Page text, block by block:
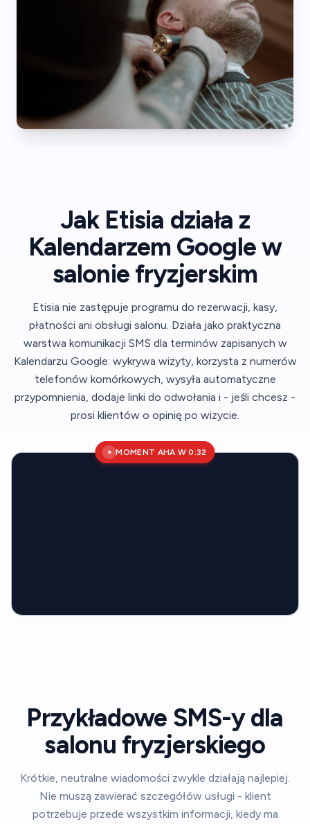
Jak Etisia działa z
Kalendarzem Google w
salonie fryzjerskim
Etisia nie zastępuje programu do rezerwacji, kasy,
płatności ani obsługi salonu. Działa jako praktyczna
warstwa komunikacji SMS dla terminów zapisanych w
Kalendarzu Google: wykrywa wizyty, korzysta z numerów
telefonów komórkowych, wysyła automatyczne
przypomnienia, dodaje linki do odwołania i - jeśli chcesz -
prosi klientów o opinię po wizycie.
MOMENT AHA W 0:32
Przykładowe SMS-y dla
salonu fryzjerskiego
Krótkie, neutralne wiadomości zwykle działają najlepiej.
Nie muszą zawierać szczegółów usługi - klient
potrzebuje przede wszystkim informacji, kiedy ma